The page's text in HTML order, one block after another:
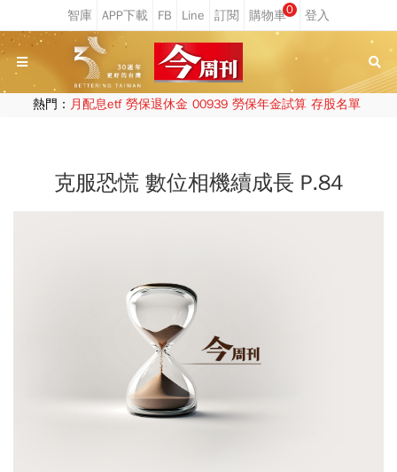
0
熱門： 月配息etf 勞保退休金 00939 勞保年金試算 存股名單
克服恐慌 數位相機續成長 P.84